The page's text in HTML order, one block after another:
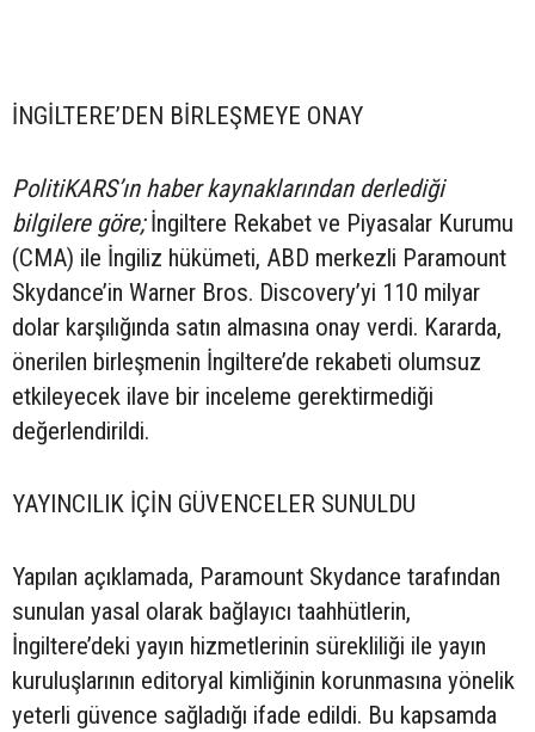
İNGİLTERE’DEN BİRLEŞMEYE ONAY
PolitiKARS’ın haber kaynaklarından derlediği
bilgilere göre;İngiltere Rekabet ve Piyasalar Kurumu
(CMA) ile İngiliz hükümeti, ABD merkezli Paramount
Skydance’in Warner Bros. Discovery’yi 110 milyar
dolar karşılığında satın almasına onay verdi. Kararda,
önerilen birleşmenin İngiltere’de rekabeti olumsuz
etkileyecek ilave bir inceleme gerektirmediği
değerlendirildi.
YAYINCILIK İÇİN GÜVENCELER SUNULDU
Yapılan açıklamada, Paramount Skydance tarafından
sunulan yasal olarak bağlayıcı taahhütlerin,
İngiltere’deki yayın hizmetlerinin sürekliliği ile yayın
kuruluşlarının editoryal kimliğinin korunmasına yönelik
yeterli güvence sağladığı ifade edildi. Bu kapsamda